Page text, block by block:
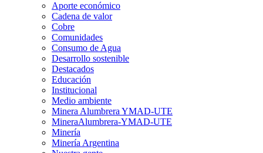
Aporte económico
Cadena de valor
Cobre
Comunidades
Consumo de Agua
Desarrollo sostenible
Destacados
Educación
Institucional
Medio ambiente
Minera Alumbrera YMAD-UTE
MineraAlumbrera-YMAD-UTE
Minería
Minería Argentina